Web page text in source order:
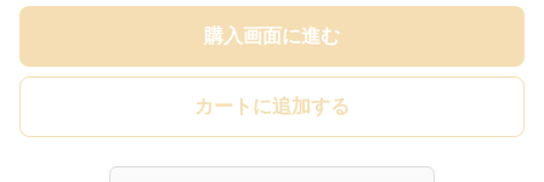
購入画面に進む
カートに追加する